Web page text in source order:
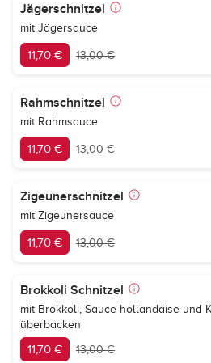
Jägerschnitzel
mit Jägersauce
11,70 € 13,00 €
Rahmschnitzel
mit Rahmsauce
11,70 € 13,00 €
Zigeunerschnitzel
mit Zigeunersauce
11,70 € 13,00 €
Brokkoli Schnitzel
mit Brokkoli, Sauce hollandaise und
überbacken
11,70 € 13,00 €